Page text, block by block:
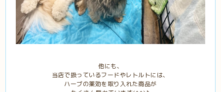
他にも、
当店で扱っているフードやレトルトには、
ハーブの薬効を取り入れた商品が